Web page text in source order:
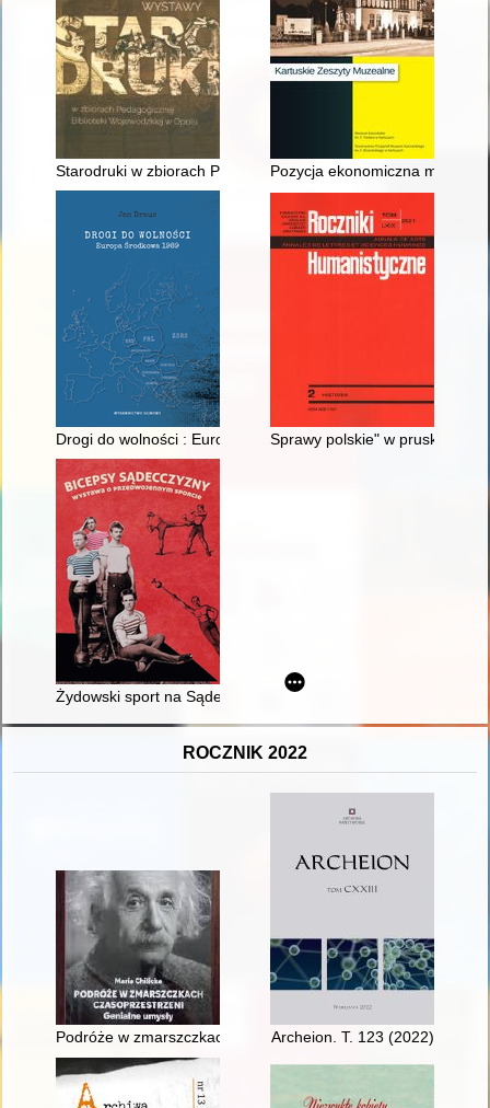
Starodruki w zbiorach Pedagogicznej Biblioteki Wojewódzkiej
Pozycja ekonomiczna
Drogi do wolności : Europa Środkowa 1989Sprawy polskie" w pruskim
Żydowski sport na Sądecczyźnie
ROCZNIK 2022
Podróże w zmarszczkach czasoprzestrzeni : genialne umysły
Archeion. T. 123 (2022)